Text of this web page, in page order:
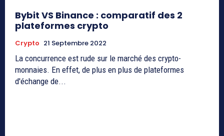
Bybit VS Binance : comparatif des 2
plateformes crypto
Crypto 21 Septembre 2022
La concurrence est rude sur le marché des crypto-
monnaies. En effet, de plus en plus de plateformes
d'échange de...